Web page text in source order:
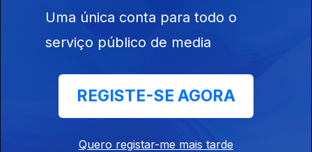
Ep. 23
04 mar. 2023
Uma única conta para todo o
serviço público de media
REGISTE-SE AGORA
Quero registar-me mais tarde